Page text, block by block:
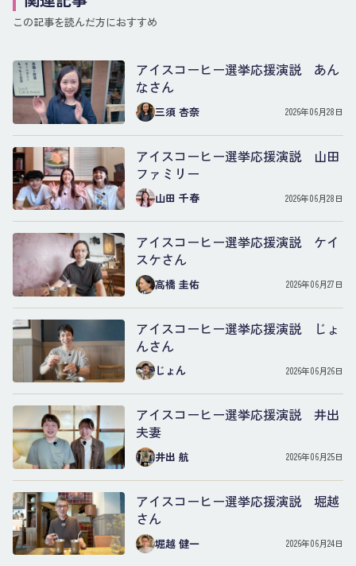
この記事を読んだ方におすすめ
アイスコーヒー選挙応援演説 あん
なさん
三須 杏奈 2026年06月28日
アイスコーヒー選挙応援演説 山田
ファミリー
山田 千春 2026年06月28日
アイスコーヒー選挙応援演説 ケイ
スケさん
高橋 圭佑 2026年06月27日
アイスコーヒー選挙応援演説 じょ
んさん
じょん 2026年06月26日
アイスコーヒー選挙応援演説 井出
夫妻
井出 航 2026年06月25日
アイスコーヒー選挙応援演説 堀越
さん
堀越 健一 2026年06月24日